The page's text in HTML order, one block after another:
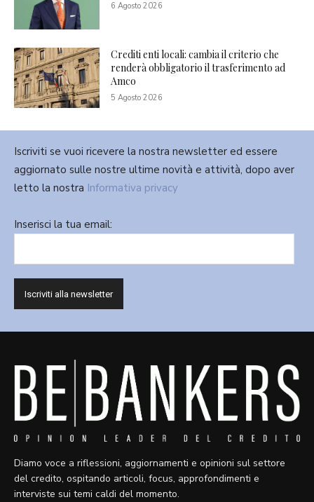
6 Agosto 2026
Crediti enti locali: cambia il criterio che
renderà obbligatorio il trasferimento ad
Amco
5 Agosto 2026
Iscriviti se vuoi ricevere la nostra newsletter ed essere
aggiornato sulle nostre ultime novità e attività, dopo aver
letto la nostra Informativa privacy
Inserisci la tua email:
Diamo voce a riflessioni, aggiornamenti e opinioni sul settore
del credito, ospitando articoli, focus, approfondimenti e
interviste sui temi caldi del momento.